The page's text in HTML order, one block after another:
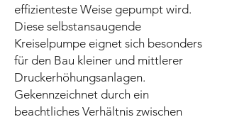
effizienteste Weise gepumpt wird.
Diese selbstansaugende
Kreiselpumpe eignet sich besonders
für den Bau kleiner und mittlerer
Druckerhöhungsanlagen.
Gekennzeichnet durch ein
beachtliches Verhältnis zwischen